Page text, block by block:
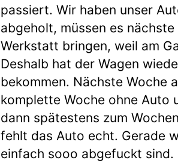
passiert. Wir haben unser
abgeholt, müssen es
Werkstatt bringen, weil am
Deshalb hat der Wagen
bekommen. Nächste Woche
komplette Woche ohne Auto
dann spätestens zum
fehlt das Auto echt. Gerade
einfach sooo abgefuckt